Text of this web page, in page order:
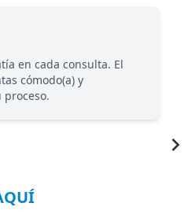
en cada consulta. El
cómodo(a) y
proceso.